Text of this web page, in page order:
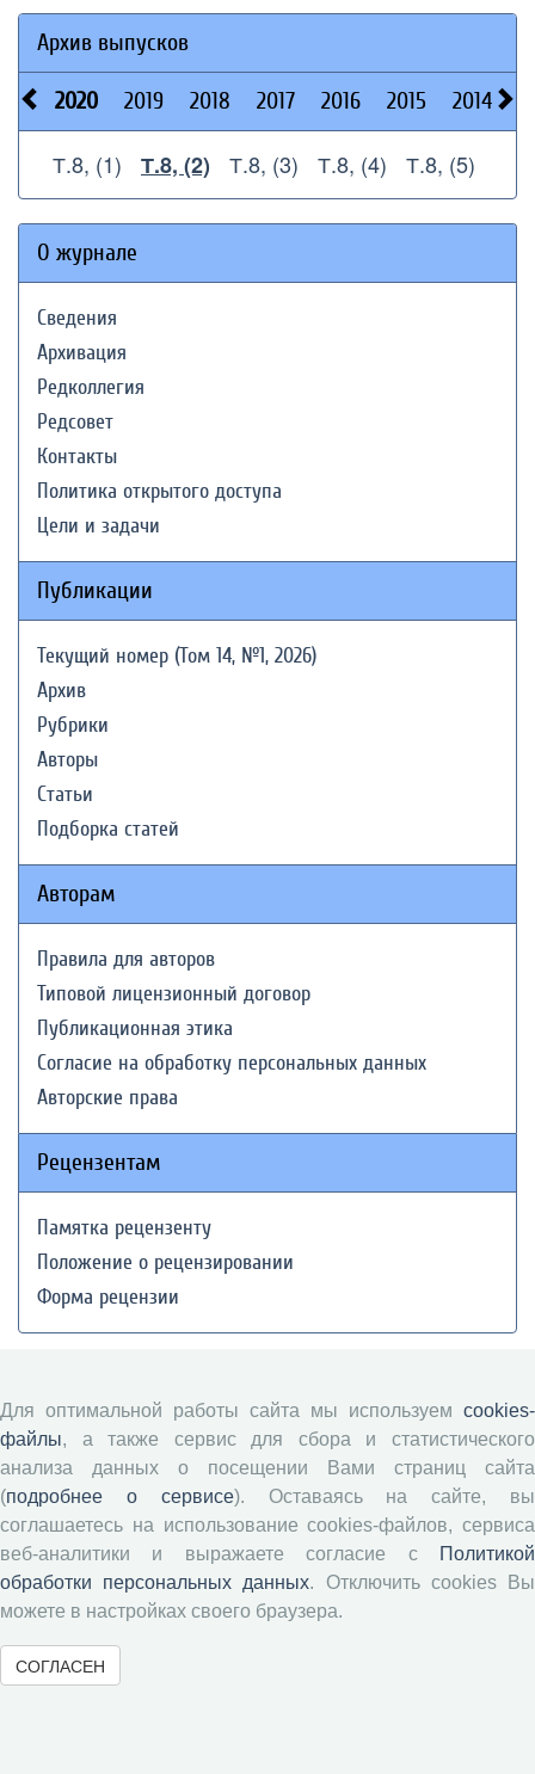
Архив выпусков
2020 2019 2018 2017 2016 2015 2014
Т.8, (1) Т.8, (2) Т.8, (3) Т.8, (4) Т.8, (5)
О журнале
Сведения
Архивация
Редколлегия
Редсовет
Контакты
Политика открытого доступа
Цели и задачи
Публикации
Текущий номер (Том 14, №1, 2026)
Архив
Рубрики
Авторы
Статьи
Подборка статей
Авторам
Правила для авторов
Типовой лицензионный договор
Публикационная этика
Согласие на обработку персональных данных
Авторские права
Рецензентам
Памятка рецензенту
Положение о рецензировании
Форма рецензии
Экономические и социальные перемены
Проблемы развития территории
Вопросы территориального развития
Социальное пространство
Юный экономист
АгроЗооТехника
Для оптимальной работы сайта мы используем cookies-
файлы, а также сервис для сбора и статистического
анализа данных о посещении Вами страниц сайта
(подробнее о сервисе). Оставаясь на сайте, вы
соглашаетесь на использование cookies-файлов, сервиса
веб-аналитики и выражаете согласие с
Политикой
обработки персональных данных. Отключить cookies Вы
можете в настройках своего браузера.
СОГЛАСЕН